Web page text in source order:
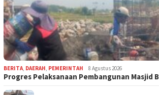
BERITA, DAERAH, PEMERINTAH 8 Agustus 2026
Progres Pelaksanaan Pembangunan Masjid